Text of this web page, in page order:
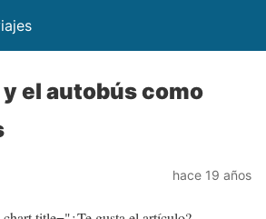
el autobús como
hace 19 años